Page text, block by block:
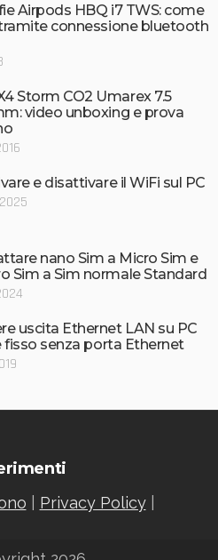
Airpods HBQ i7 TWS: come
connessione bluetooth
Storm CO2 Umarex 7.5
video unboxing e prova
e disattivare il WiFi sul PC
nano Sim a Micro Sim e
Sim a Sim normale Standard
uscita Ethernet LAN su PC
fisso senza porta Ethernet
Privacy Policy|